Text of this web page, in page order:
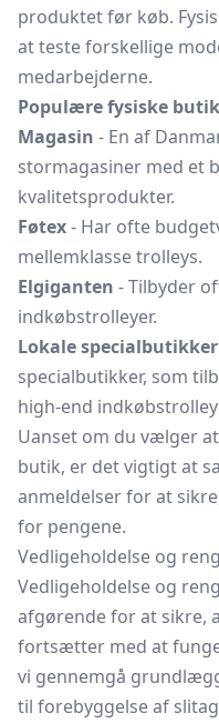
produktet før køb.
at teste forskellige
medarbejderne.
Populære fysiske
Magasin - En af
stormagasiner med et
kvalitetsprodukter.
Føtex- Har ofte
mellemklasse trolleys.
Elgiganten - Tilbyder
indkøbstrolleyer.
Lokale specialbutikker
specialbutikker, som
high-end
Uanset om du vælger
butik, er det vigtigt at
anmeldelser for at
for pengene.
Vedligeholdelse og
Vedligeholdelse og
afgørende for at sikre,
fortsætter med at
vi gennemgå
til forebyggelse af